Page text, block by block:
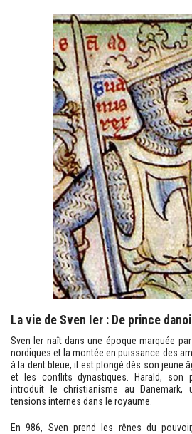
La vie de Sven Ier : De prince
Sven Ier naît dans une époque marquée
nordiques et la montée en puissance des
à la dent bleue, il est plongé dès son jeune
et les conflits dynastiques. Harald, son
introduit le christianisme au
tensions internes dans le royaume.
En 986, Sven prend les rênes du